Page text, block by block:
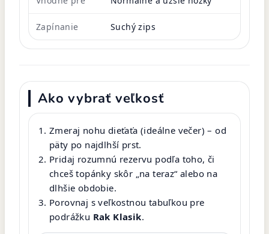
Zapínanie Suchý zips
Ako vybrať veľkosť
Zmeraj nohu dieťaťa (ideálne večer) – od
päty po najdlhší prst.
Pridaj rozumnú rezervu podľa toho, či
chceš topánky skôr „na teraz“ alebo na
dlhšie obdobie.
Porovnaj s veľkostnou tabuľkou pre
podrážku Rak Klasik.